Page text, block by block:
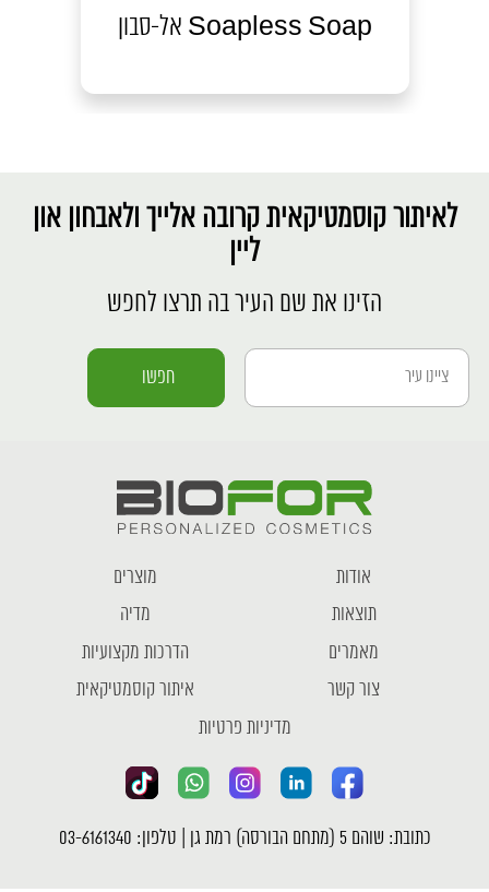
אל-סבון Soapless Soap
לאיתור קוסמטיקאית קרובה אלייך ולאבחון און
ליין
הזינו את שם העיר בה תרצו לחפש
אודות
מוצרים
תוצאות
מדיה
מאמרים
הדרכות מקצועיות
צור קשר
איתור קוסמטיקאית
מדיניות פרטיות
כתובת: שוהם 5 (מתחם הבורסה) רמת גן | טלפון: 03-6161340